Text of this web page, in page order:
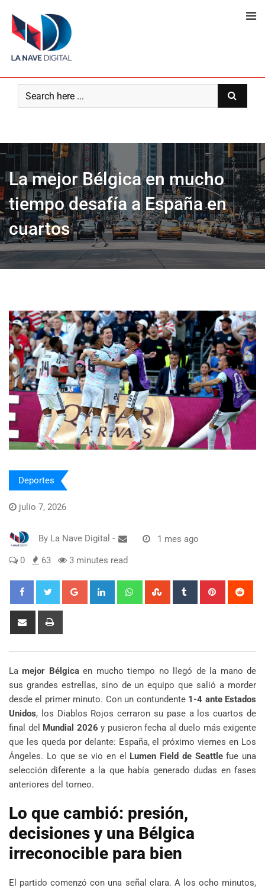
content
La mejor Bélgica en mucho
tiempo desafía a España en
cuartos
Deportes
julio 7, 2026
By La Nave Digital - 1 mes ago
0 63 3 minutes read
Google+ LinkedIn WhatsappStumbleUpon
Tumblr Pinterest
Share
Lamejor Bélgicaen mucho tiempo no llegó de la mano de
sus grandes estrellas, sino de un equipo que salió a morder
desde el primer minuto. Con un contundente 1-4 ante Estados
Unidos, los Diablos Rojos cerraron su pase a los cuartos de
final del Mundial 2026 y pusieron fecha al duelo más exigente
que les queda por delante: España, el próximo viernes en Los
Ángeles. Lo que se vio en el Lumen Field de Seattlefue una
selección diferente a la que había generado dudas en fases
anteriores del torneo.
Lo que cambió: presión,
decisiones y una Bélgica
irreconocible para bien
El partido comenzó con una señal clara. A los ocho minutos,